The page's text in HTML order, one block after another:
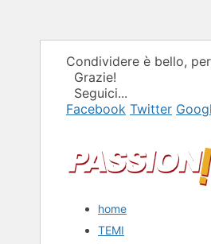
Condividere è bello,
Grazie!
Seguici...
Facebook Twitter
home
TEMI